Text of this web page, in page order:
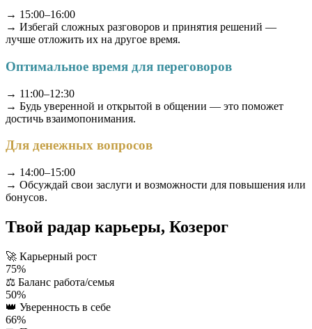
→ 15:00–16:00
→ Избегай сложных разговоров и принятия решений —
лучше отложить их на другое время.
Оптимальное время для переговоров
→ 11:00–12:30
→ Будь уверенной и открытой в общении — это поможет
достичь взаимопонимания.
Для денежных вопросов
→ 14:00–15:00
→ Обсуждай свои заслуги и возможности для повышения или
бонусов.
Твой радар карьеры, Козерог
🚀 Карьерный рост
75%
⚖️ Баланс работа/семья
50%
👑 Уверенность в себе
66%